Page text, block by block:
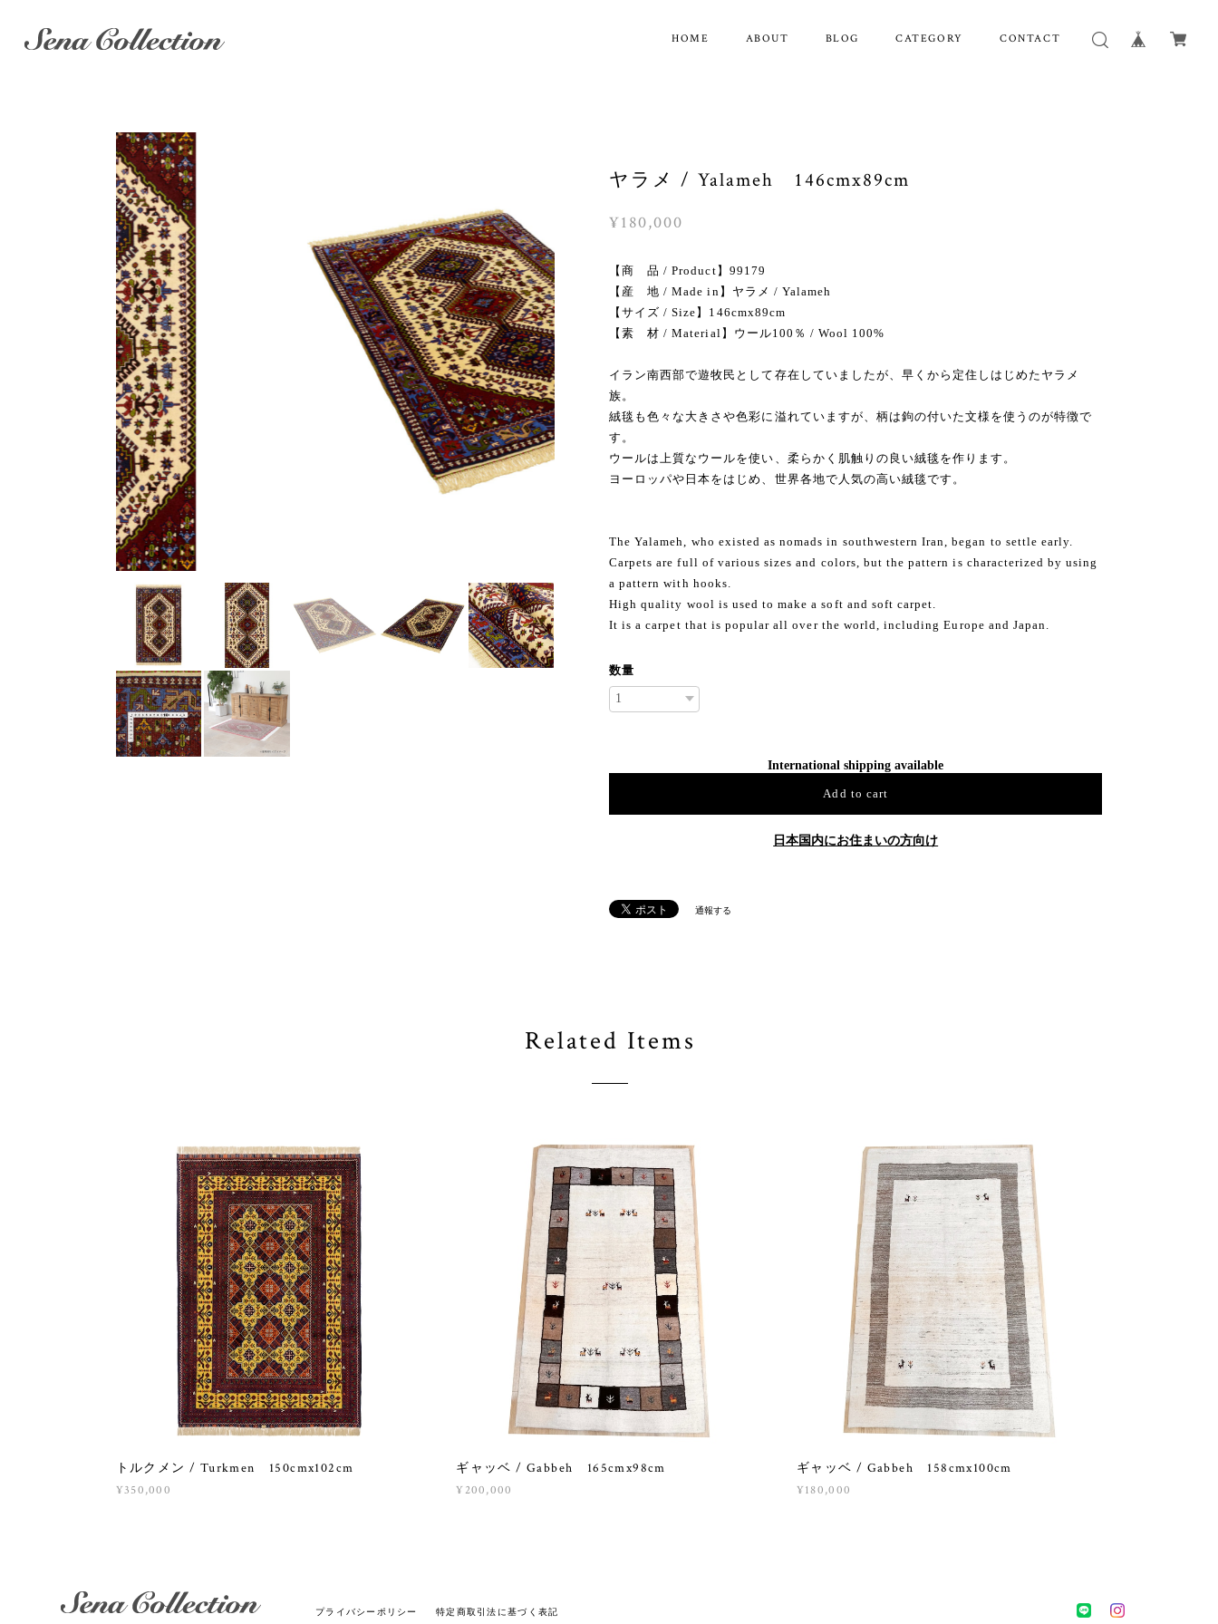
HOME ABOUT BLOG CATEGORY CONTACT
ヤラメ / Yalameh 146cmx89cm
¥180,000
【商 品 / Product】99179
【産 地 / Made in】ヤラメ / Yalameh
【サイズ / Size】146cmx89cm
【素 材 / Material】ウール100％ / Wool 100%
イラン南西部で遊牧民として存在していましたが、早くから定住しはじめたヤラメ
族。
絨毯も色々な大きさや色彩に溢れていますが、柄は鉤の付いた文様を使うのが特徴で
す。
ウールは上質なウールを使い、柔らかく肌触りの良い絨毯を作ります。
ヨーロッパや日本をはじめ、世界各地で人気の高い絨毯です。
The Yalameh, who existed as nomads in southwestern Iran, began to settle early.
Carpets are full of various sizes and colors, but the pattern is characterized by using
a pattern with hooks.
High quality wool is used to make a soft and soft carpet.
It is a carpet that is popular all over the world, including Europe and Japan.
数量
International shipping available
Add to cart
日本国内にお住まいの方向け
通報する
Related Items
トルクメン / Turkmen 150cmx102cm
¥350,000
ギャッベ / Gabbeh 165cmx98cm
¥200,000
ギャッベ / Gabbeh 158cmx100cm
¥180,000
プライバシーポリシー 特定商取引法に基づく表記